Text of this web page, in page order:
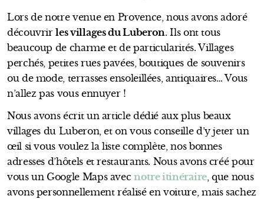
Lors de notre venue en Provence, nous avons adoré
découvrirles villages du Luberon. Ils ont tous
beaucoup de charme et de particularités. Villages
perchés, petites rues pavées, boutiques de souvenirs
ou de mode, terrasses ensoleillées, antiquaires… Vous
n’allez pas vous ennuyer !
Nous avons écrit un article dédié aux plus beaux
villages du Luberon, et on vous conseille d’y jeter un
œil si vous voulez la liste complète, nos bonnes
adresses d’hôtels et restaurants. Nous avons créé pour
vous un Google Maps avec notre itinéraire, que nous
avons personnellement réalisé en voiture, mais sachez